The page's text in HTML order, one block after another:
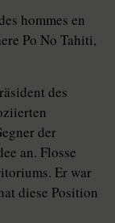
hommes en
Po No Tahiti,
des
der
an. Flosse
Er war
diese Position